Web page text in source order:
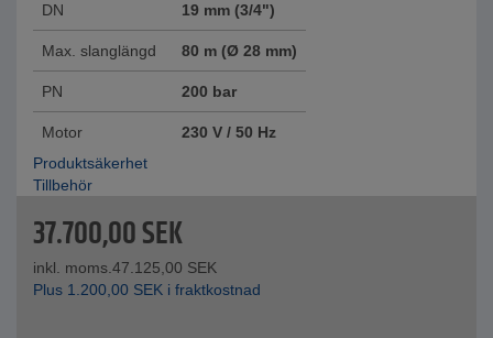
DN 19 mm (3/4")
Max. slanglängd 80 m (Ø 28 mm)
PN 200 bar
Motor
230 V / 50 Hz
Produktsäkerhet
Tillbehör
37.700,00SEK
inkl. moms.47.125,00 SEK
Plus 1.200,00 SEK i fraktkostnad